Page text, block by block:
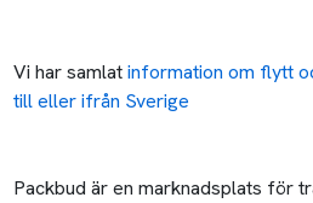
Vi har samlatinformation om flytt
till eller ifrån Sverige
Packbud är en marknadsplats för